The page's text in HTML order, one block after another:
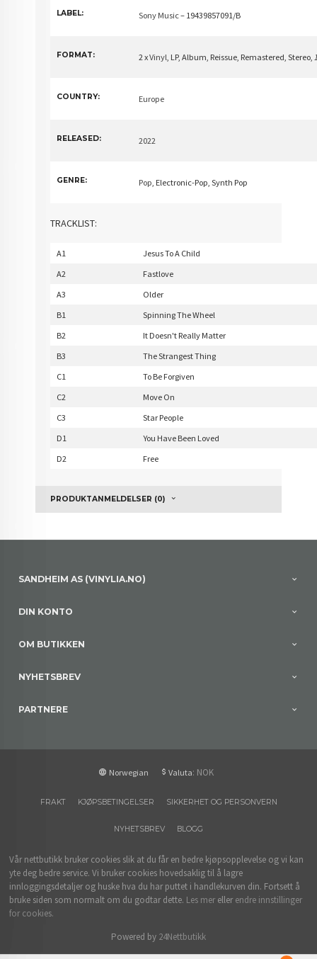
LABEL: Sony Music– 19439857091/B
FORMAT: 2 xVinyl, LP, Album, Reissue, Remastered, Stereo,
COUNTRY: Europe
RELEASED: 2022
GENRE: Pop, Electronic-Pop, Synth Pop
TRACKLIST:
A1
Jesus To A Child
A2
Fastlove
A3
Older
B1
Spinning The Wheel
B2
It Doesn't Really Matter
B3
The Strangest Thing
C1
To Be Forgiven
C2
Move On
C3
Star People
D1
You Have Been Loved
D2
Free
PRODUKTANMELDELSER (0)
SANDHEIM AS (VINYLIA.NO)
DIN KONTO
OM BUTIKKEN
NYHETSBREV
PARTNERE
Norwegian Valuta: NOK
FRAKT KJØPSBETINGELSER SIKKERHET OG PERSONVERN
NYHETSBREV BLOGG
Vår nettbutikk bruker cookies slik at du får en bedre kjøpsopplevelse og vi kan
yte deg bedre service. Vi bruker cookies hovedsaklig til å lagre
innloggingsdetaljer og huske hva du har puttet i handlekurven din. Fortsett å
bruke siden som normalt om du godtar dette. Les mer eller endre innstillinger
for cookies.
Powered by 24Nettbutikk